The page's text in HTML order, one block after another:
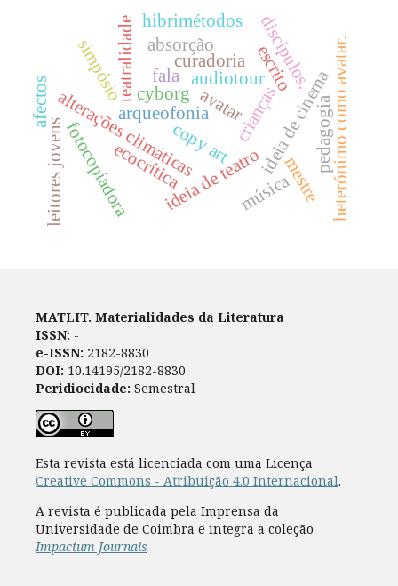
escrito
arqueofonia
curadoria
alterações climáticas
audiotour
ideia de teatro
ideia de cinema
absorção
teatralidade
avatar
cyborg heterónimo como avatar.
fotocopiadora copy art
leitores jovens
crianças
ecocrítica
simpósio
pedagogia
afectos
mestre
discípulos.
hibrimétodos
música
fala
MATLIT. Materialidades da Literatura
ISSN: -
e-ISSN: 2182-8830
DOI: 10.14195/2182-8830
Peridiocidade: Semestral
Esta revista está licenciada com uma Licença
Creative Commons - Atribuição 4.0 Internacional.
A revista é publicada pela Imprensa da
Universidade de Coimbra e integra a coleção
Impactum Journals